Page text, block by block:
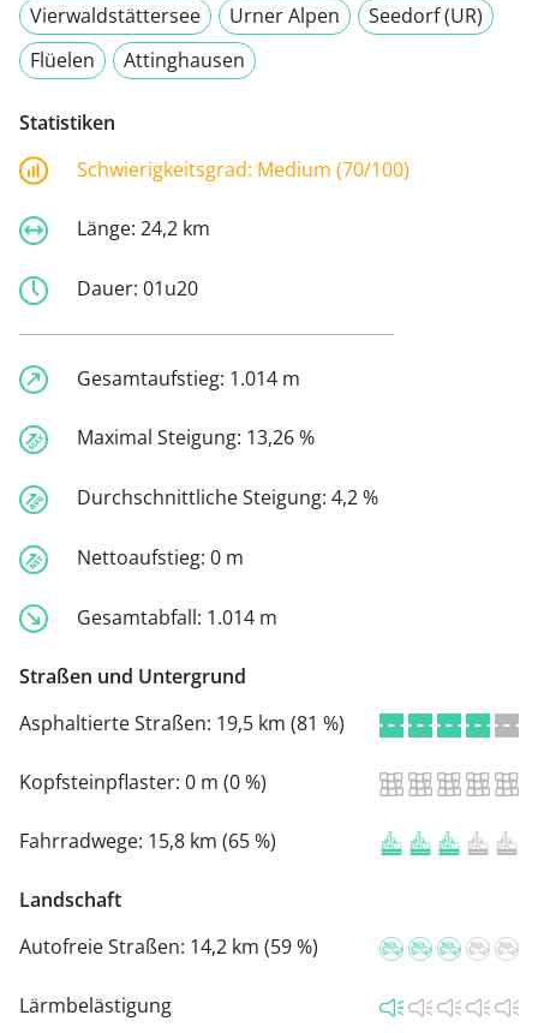
Vierwaldstättersee
Urner Alpen
Seedorf (UR)
Flüelen
Attinghausen
Statistiken
Schwierigkeitsgrad: Medium (70/100)
Länge: 24,2 km
Dauer: 01u20
Gesamtaufstieg: 1.014 m
Maximal Steigung: 13,26 %
Durchschnittliche Steigung: 4,2 %
Nettoaufstieg: 0 m
Gesamtabfall: 1.014 m
Straßen und Untergrund
Asphaltierte Straßen: 19,5 km (81 %)
Kopfsteinpflaster: 0 m (0 %)
Fahrradwege: 15,8 km (65 %)
Landschaft
Autofreie Straßen: 14,2 km (59 %)
Lärmbelästigung